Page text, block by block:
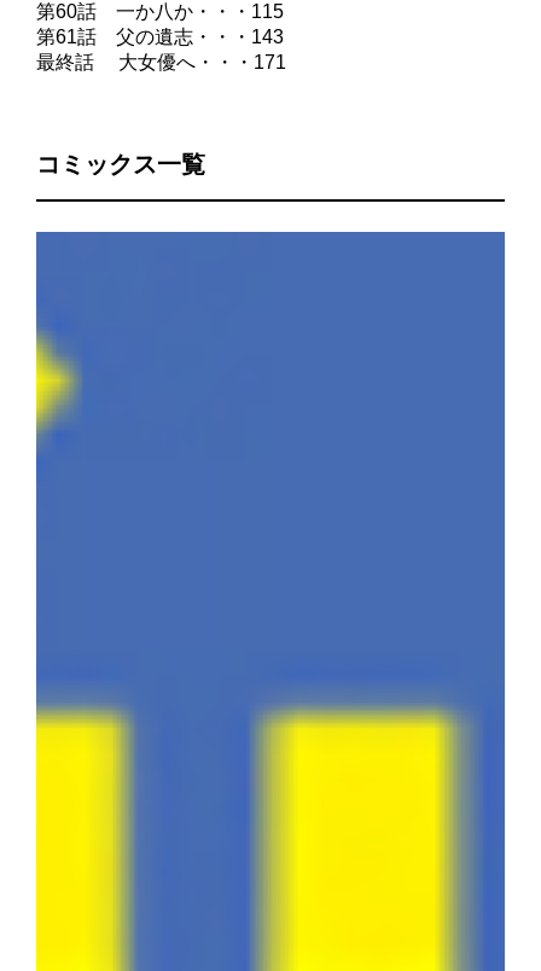
第60話 一か八か・・・115
第61話 父の遺志・・・143
最終話 大女優へ・・・171
コミックス一覧